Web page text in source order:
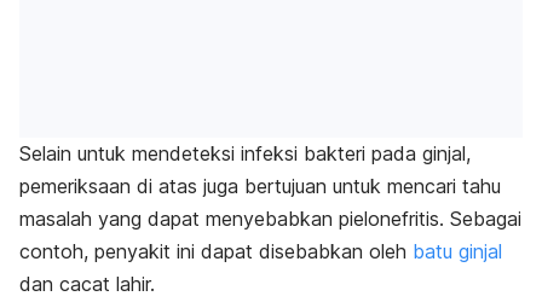
Selain untuk mendeteksi infeksi bakteri pada ginjal,
pemeriksaan di atas juga bertujuan untuk mencari tahu
masalah yang dapat menyebabkan pielonefritis. Sebagai
contoh, penyakit ini dapat disebabkan oleh batu ginjal
dan cacat lahir.